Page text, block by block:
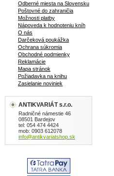
Odberné miesta na Slovensku
Poštovné do zahraničia
Možnosti platby
Nápoveda k hodnoteniu kníh
O nás
Darčeková poukážka
Ochrana súkromia
Obchodné podmienky
Reklamácie
Mapa stránok
Požiadavka na knihu
Zasielanie noviniek
ANTIKVARIÁT s.r.o.
Radničné námestie 46
08501 Bardejov
tel: 054 474 4424
mob: 0903 612078
info@antikvariatshop.sk